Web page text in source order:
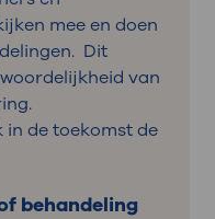
mee en doen
Dit
van
in de toekomst de
behandeling